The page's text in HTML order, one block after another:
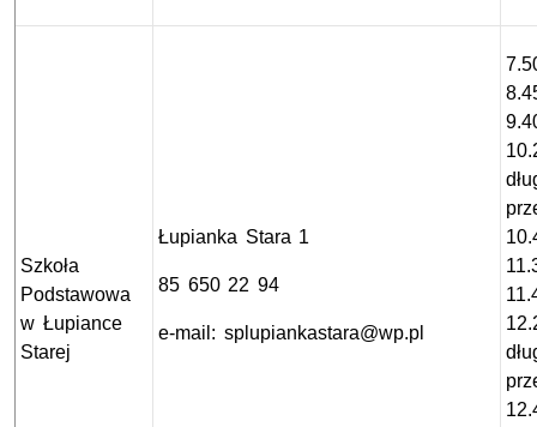
Szkoła
Podstawowa
w Łupiance
Starej
Łupianka Stara 1
85 650 22 94
e-mail: splupiankastara@wp.pl